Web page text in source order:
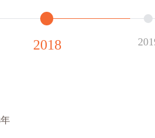
2018